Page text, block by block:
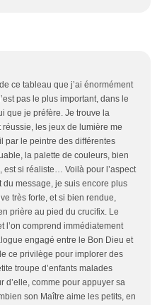
ce tableau que j’ai énormément
pas le plus important, dans le
que je préfère. Je trouve la
les jeux de lumière me
par le peintre des différentes
la palette de couleurs, bien
est si réaliste… Voilà pour l’aspect
du message, je suis encore plus
très forte, et si bien rendue,
prière au pied du crucifix. Le
l’on comprend immédiatement
engagé entre le Bon Dieu et
ce privilège pour implorer des
troupe d’enfants malades
d’elle, comme pour appuyer sa
son Maître aime les petits, en